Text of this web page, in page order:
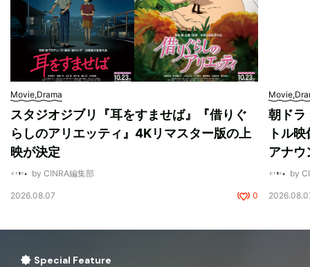
Movie,Drama
スタジオジブリ『耳をすませば』『借りぐ
らしのアリエッティ』4Kリマスター版の上
映が決定
by CINRA編集部
2026.08.07 0
朝ドラ
トル
アナウ
by
Special Feature